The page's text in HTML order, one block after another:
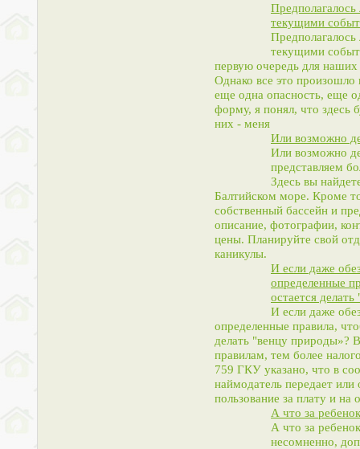
текущими
текущими
первую очередь для наших
Однако все это
еще одна опасность, еще
форму, я понял, что здесь
них - меня
Или возможно
Или возможно
представляем
Здесь вы
Балтийском море. Кроме
собственный бассейн и
описание, фотографии,
цены. Планируйте свой
каникулы.
И если даже
определенные
остается
И если даже
определенные правила,
делать "венцу природы»?
правилам, тем более
759 ГКУ указано, что в
наймодатель передает
пользование за плату и на
А что за
А что за
несомненно,